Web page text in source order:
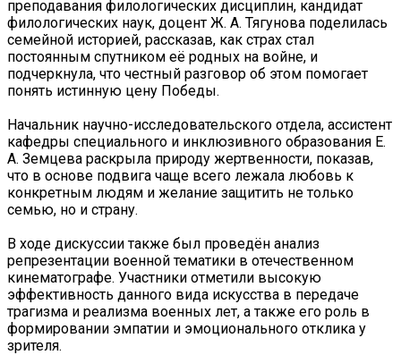
преподавания филологических дисциплин, кандидат
филологических наук, доцент Ж. А. Тягунова поделилась
семейной историей, рассказав, как страх стал
постоянным спутником её родных на войне, и
подчеркнула, что честный разговор об этом помогает
понять истинную цену Победы.
Начальник научно-исследовательского отдела, ассистент
кафедры специального и инклюзивного образования Е.
А. Земцева раскрыла природу жертвенности, показав,
что в основе подвига чаще всего лежала любовь к
конкретным людям и желание защитить не только
семью, но и страну.
️В ходе дискуссии также был проведён анализ
репрезентации военной тематики в отечественном
кинематографе. Участники отметили высокую
эффективность данного вида искусства в передаче
трагизма и реализма военных лет, а также его роль в
формировании эмпатии и эмоционального отклика у
зрителя.